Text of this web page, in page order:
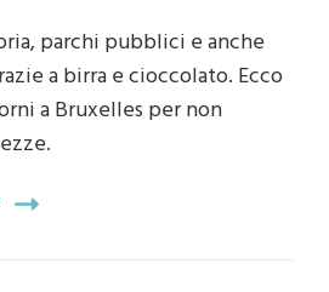
parchi pubblici e anche
a birra e cioccolato. Ecco
a Bruxelles per non